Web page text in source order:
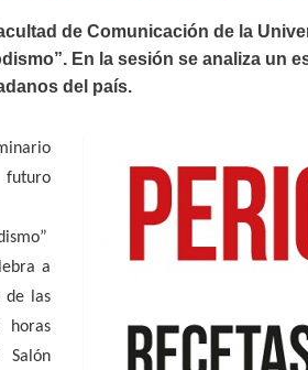
de Comunicación de la
En la sesión se analiza un
del país.
a
de las
horas
Salón